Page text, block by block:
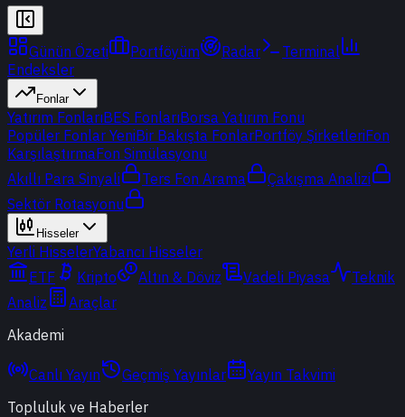
Günün Özeti Portföyüm Radar
Terminal
Endeksler
Fonlar
Yatırım FonlarıBES FonlarıBorsa Yatırım Fonu
Popüler Fonlar YeniBir Bakışta FonlarPortföy ŞirketleriFon
KarşılaştırmaFon Simülasyonu
Akıllı Para Sinyali
Ters Fon Arama
Çakışma Analizi
Sektör Rotasyonu
Hisseler
Yerli HisselerYabancı Hisseler
ETF
Kripto Altın & Döviz Vadeli Piyasa
Teknik
Analiz
Araçlar
Akademi
Canlı Yayın Geçmiş Yayınlar
Yayın Takvimi
Topluluk ve Haberler